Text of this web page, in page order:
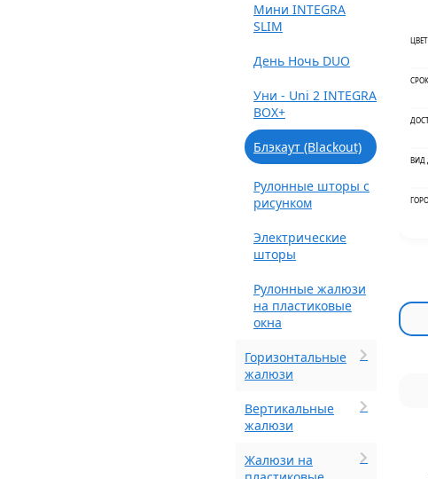
Мини INTEGRA
SLIM
День Ночь DUO
Уни - Uni 2 INTEGRA
BOX+
Блэкаут (Blackout)
Рулонные шторы с
рисунком
Электрические
шторы
Рулонные жалюзи
на пластиковые
окна
Горизонтальные
жалюзи
Вертикальные
жалюзи
Жалюзи на
ЦВЕТ
ВИД